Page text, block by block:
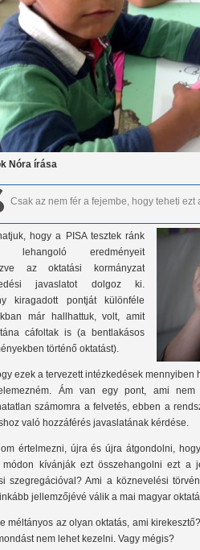
Nóra írása
Csak az nem fér a fejembe, hogy teheti
hogy a PISA tesztek ránk
lehangoló eredményeit
az oktatási kormányzat
javaslatot dolgoz ki.
kiragadott pontját különféle
már hallhattuk, volt, amit
cáfoltak is (a bentlakásos
történő oktatást).
ezek a tervezett intézkedések mennyiben
Ám van egy pont, ami nem
számomra a felvetés, ebben a
való hozzáférés javaslatának kérdése.
értelmezni, újra és újra átgondolni,
módon kívánják ezt összehangolni ezt a
szegregációval? Ami a köznevelési
jellemzőjévé válik a mai magyar
méltányos az olyan oktatás, ami
nem lehet kezelni. Vagy mégis?